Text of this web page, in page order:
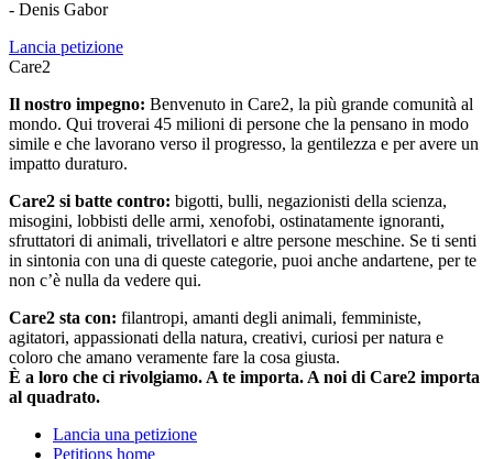
- Denis Gabor
Lancia petizione
Care2
Il nostro impegno: Benvenuto in Care2, la più grande comunità al
mondo. Qui troverai 45 milioni di persone che la pensano in modo
simile e che lavorano verso il progresso, la gentilezza e per avere un
impatto duraturo.
Care2 si batte contro: bigotti, bulli, negazionisti della scienza,
misogini, lobbisti delle armi, xenofobi, ostinatamente ignoranti,
sfruttatori di animali, trivellatori e altre persone meschine. Se ti senti
in sintonia con una di queste categorie, puoi anche andartene, per te
non c’è nulla da vedere qui.
Care2 sta con: filantropi, amanti degli animali, femministe,
agitatori, appassionati della natura, creativi, curiosi per natura e
coloro che amano veramente fare la cosa giusta.
È a loro che ci rivolgiamo. A te importa. A noi di Care2 importa
al quadrato.
Lancia una petizione
Petitions home